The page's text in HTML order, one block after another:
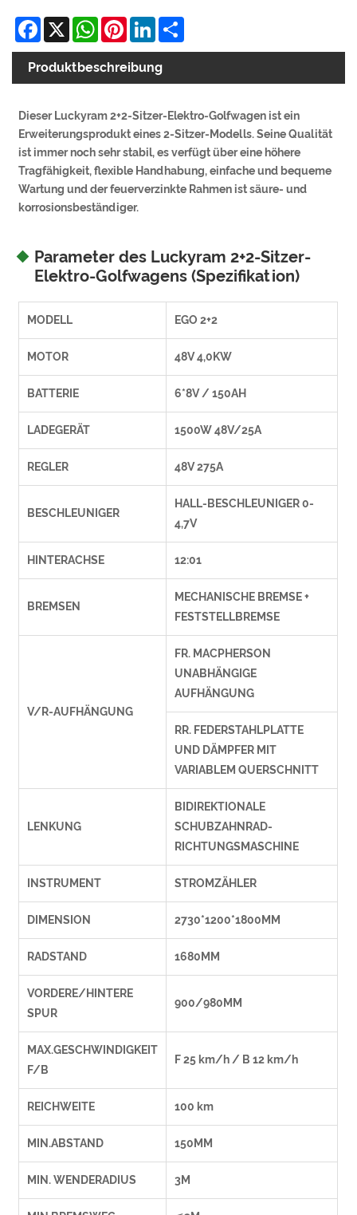
Facebook
X WhatsApp
Pinterest
LinkedIn
Produktbeschreibung
Dieser Luckyram 2+2-Sitzer-Elektro-Golfwagen ist ein
Erweiterungsprodukt eines 2-Sitzer-Modells. Seine Qualität
ist immer noch sehr stabil, es verfügt über eine höhere
Tragfähigkeit, flexible Handhabung, einfache und bequeme
Wartung und der feuerverzinkte Rahmen ist säure- und
korrosionsbeständiger.
Parameter des Luckyram 2+2-Sitzer-
Elektro-Golfwagens (Spezifikation)
MODELL EGO 2+2
MOTOR 48V 4,0KW
BATTERIE 6*8V / 150AH
LADEGERÄT 1500W 48V/25A
REGLER 48V 275A
BESCHLEUNIGER
HALL-BESCHLEUNIGER 0-
4,7V
HINTERACHSE 12:01
BREMSEN
MECHANISCHE BREMSE +
FESTSTELLBREMSE
V/R-AUFHÄNGUNG
FR. MACPHERSON
UNABHÄNGIGE
AUFHÄNGUNG
RR. FEDERSTAHLPLATTE
UND DÄMPFER MIT
VARIABLEM QUERSCHNITT
LENKUNG
BIDIREKTIONALE
SCHUBZAHNRAD-
RICHTUNGSMASCHINE
INSTRUMENT STROMZÄHLER
DIMENSION 2730*1200*1800MM
RADSTAND 1680MM
VORDERE/HINTERE
SPUR
900/980MM
MAX.GESCHWINDIGKEIT
F/B
F 25 km/h / B 12 km/h
REICHWEITE 100 km
MIN.ABSTAND 150MM
MIN. WENDERADIUS 3M